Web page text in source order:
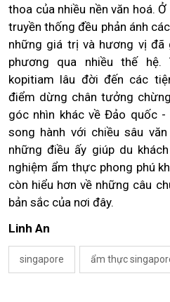
thoa của nhiều nền văn hoá.
truyền thống đều phản ánh
những giá trị và hương vị
phương qua nhiều thế
kopitiam lâu đời đến các
điểm dừng chân tưởng
góc nhìn khác về Đảo quốc
song hành với chiều sâu
những điều ấy giúp du
nghiệm ẩm thực phong phú
còn hiểu hơn về những câu
bản sắc của nơi đây.
Linh An
singapore ẩm thực